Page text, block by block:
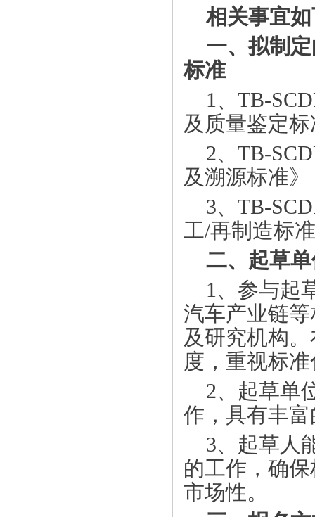
相关事宜
一、拟制
标准
1、 TB-
及质量鉴定
2、 TB-
及溯源标准》
3、 TB-
工/再制造标
二、起草
1、参与起
汽车产业链
及研究机构
度，重视标
2、起草单
作，具有丰
3、起草人
的工作，确
市场性。